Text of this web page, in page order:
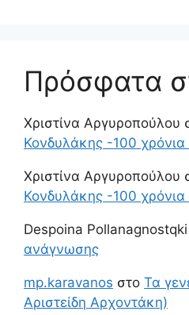
Πρόσφατα
Χριστίνα Αργυροπούλου
Κονδυλάκης -100 χρόνια
Χριστίνα Αργυροπούλου
Κονδυλάκης -100 χρόνια
Despoina Pollanagnostqki
ανάγνωσης
mp.karavanos στο Τα
Αριστείδη Αρχοντάκη)